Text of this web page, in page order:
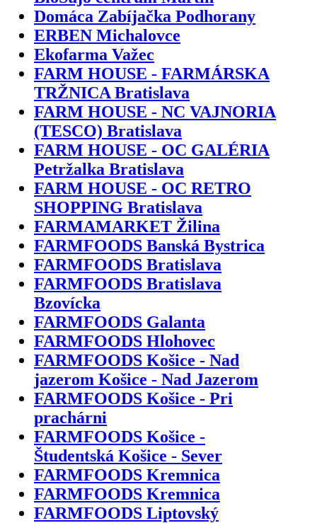
Domáca Zabíjačka Podhorany
ERBEN Michalovce
Ekofarma Važec
FARM HOUSE - FARMÁRSKA
TRŽNICA Bratislava
FARM HOUSE - NC VAJNORIA
(TESCO) Bratislava
FARM HOUSE - OC GALÉRIA
Petržalka Bratislava
FARM HOUSE - OC RETRO
SHOPPING Bratislava
FARMAMARKET Žilina
FARMFOODS Banská Bystrica
FARMFOODS Bratislava
FARMFOODS Bratislava
Bzovícka
FARMFOODS Galanta
FARMFOODS Hlohovec
FARMFOODS Košice - Nad
jazerom Košice - Nad Jazerom
FARMFOODS Košice - Pri
prachárni
FARMFOODS Košice -
Študentská Košice - Sever
FARMFOODS Kremnica
FARMFOODS Kremnica
FARMFOODS Liptovský